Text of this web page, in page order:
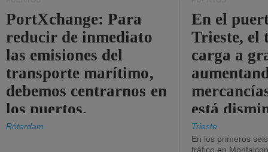
PortXchange: Para
reducir de inmediato
las emisiones del
transporte marítimo,
debemos centrarnos en
los puertos.
Róterdam
En el
Trieste, el
carga a
está
Trieste
En los primeros
tráfico en